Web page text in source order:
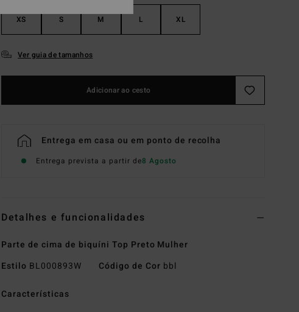
XS S M L XL
Ver guia de tamanhos
Adicionar ao cesto
Entrega em casa ou em ponto de recolha
Entrega prevista a partir de8 Agosto
Detalhes e funcionalidades
Parte de cima de biquíni Top Preto Mulher
Estilo BL000893W Código de Cor bbl
Características